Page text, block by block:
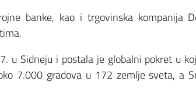
banke, kao i trgovinska kompanija
u Sidneju i postala je globalni pokret u
7.000 gradova u 172 zemlje sveta, a